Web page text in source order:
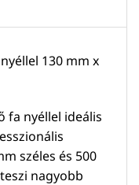
130 mm x
fa nyéllel ideális
széles és 500
nagyobb